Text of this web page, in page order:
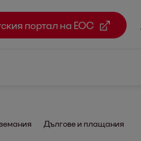
портал на ЕОС
Дългове и плащания